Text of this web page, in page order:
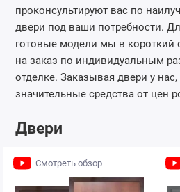
проконсультируют вас по
двери под ваши потребности.
готовые модели мы в короткий
на заказ по индивидуальным
отделке. Заказывая двери у
значительные средства от цен
Двери
Смотреть обзор